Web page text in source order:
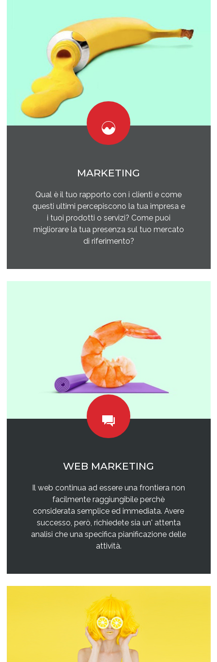
MARKETING
Qual è il tuo rapporto con i clienti e come
questi ultimi percepiscono la tua impresa e
i tuoi prodotti o servizi? Come puoi
migliorare la tua presenza sul tuo mercato
di riferimento?
WEB MARKETING
Il web continua ad essere una frontiera non
facilmente raggiungibile perchè
considerata semplice ed immediata. Avere
successo, però, richiedete sia un' attenta
analisi che una specifica pianificazione delle
attività.